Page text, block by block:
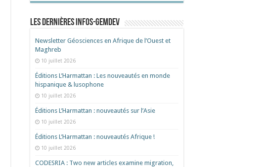
Les dernières Infos-Gemdev
Newsletter Géosciences en Afrique de l’Ouest et
Maghreb
10 juillet 2026
Éditions L’Harmattan : Les nouveautés en monde
hispanique & lusophone
10 juillet 2026
Éditions L’Harmattan : nouveautés sur l’Asie
10 juillet 2026
Éditions L’Harmattan : nouveautés Afrique !​
10 juillet 2026
CODESRIA : Two new articles examine migration,